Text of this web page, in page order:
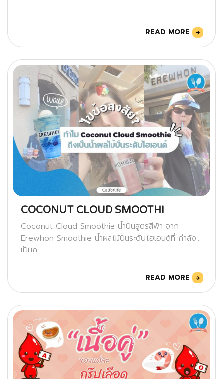
READ MORE
COCONUT CLOUD SMOOTHI
Coconut Cloud Smoothie น้ำปั่นสูตรสีฟ้า จาก
Erewhon Smoothie น้ำผลไม้ปั่นระดับไฮเอนด์ที่ กำลัง
เป็นก
READ MORE